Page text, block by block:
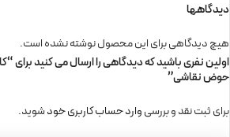
دیدگاهها
هیچ دیدگاهی برای این محصول نوشته نشده است.
اولین نفری باشید که دیدگاهی را ارسال می کنید برای
حوض نقاشی”
برای ثبت نقد و بررسیوارد حساب کاربری خودشوید.